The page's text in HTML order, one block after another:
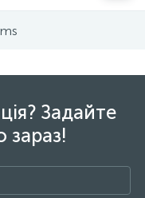
Задайте
зараз!